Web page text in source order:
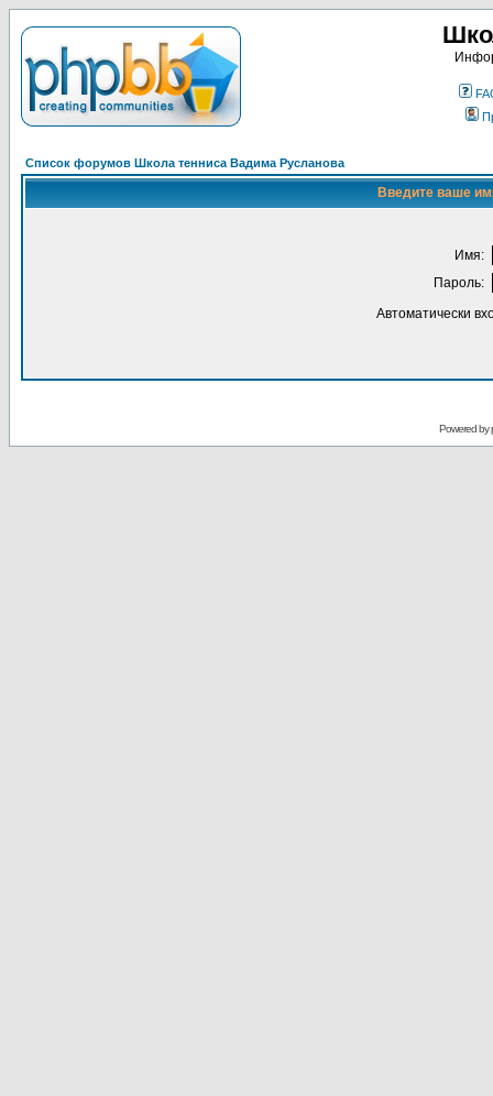
Список форумов Школа тенниса Вадима Русланова
Введите ваше
Имя:
Пароль:
Автоматически
Powered by